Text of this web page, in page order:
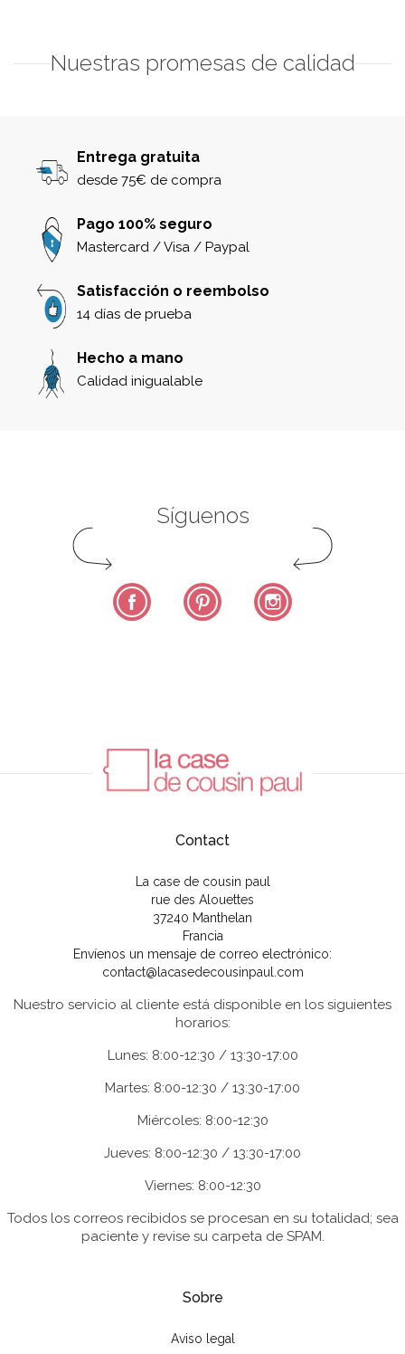
Nuestras promesas de calidad
Entrega gratuita
desde 75€ de compra
Pago 100% seguro
Mastercard / Visa / Paypal
Satisfacción o reembolso
14 días de prueba
Hecho a mano
Calidad inigualable
Síguenos
Facebook Pinterest
Contact
La case de cousin paul
rue des Alouettes
37240 Manthelan
Francia
Envíenos un mensaje de correo electrónico:
contact@lacasedecousinpaul.com
Nuestro servicio al cliente está disponible en los siguientes
horarios:
Lunes: 8:00-12:30 / 13:30-17:00
Martes: 8:00-12:30 / 13:30-17:00
Miércoles: 8:00-12:30
Jueves: 8:00-12:30 / 13:30-17:00
Viernes: 8:00-12:30
Todos los correos recibidos se procesan en su totalidad; sea
paciente y revise su carpeta de SPAM.
Sobre
Aviso legal